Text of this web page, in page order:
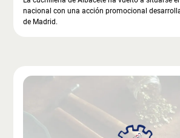
nacional con una acción promocional
de Madrid.